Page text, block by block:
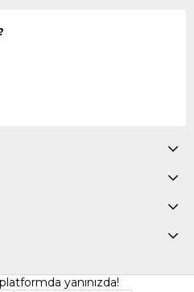
yanınızda!